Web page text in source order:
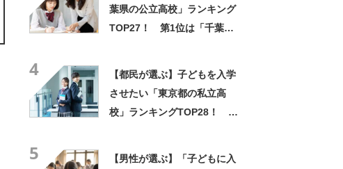
葉県の公立高校」ランキング
TOP27！ 第1位は「千葉県
4
【都民が選ぶ】子どもを入学
させたい「東京都の私立高
校」ランキングTOP28！ 第
5
【男性が選ぶ】「子どもに入